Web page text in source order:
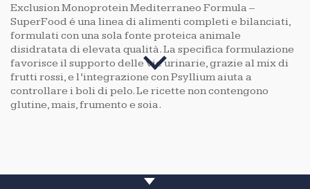
Exclusion Monoprotein Mediterraneo Formula –
SuperFood é una linea di alimenti completi e bilanciati,
formulati con una sola fonte proteica animale
disidratata di elevata qualità. La specifica formulazione
favorisce il supporto delle vie urinarie, grazie al mix di
frutti rossi, e l’integrazione con Psyllium aiuta a
controllare i boli di pelo. Le ricette non contengono
glutine, mais, frumento e soia.